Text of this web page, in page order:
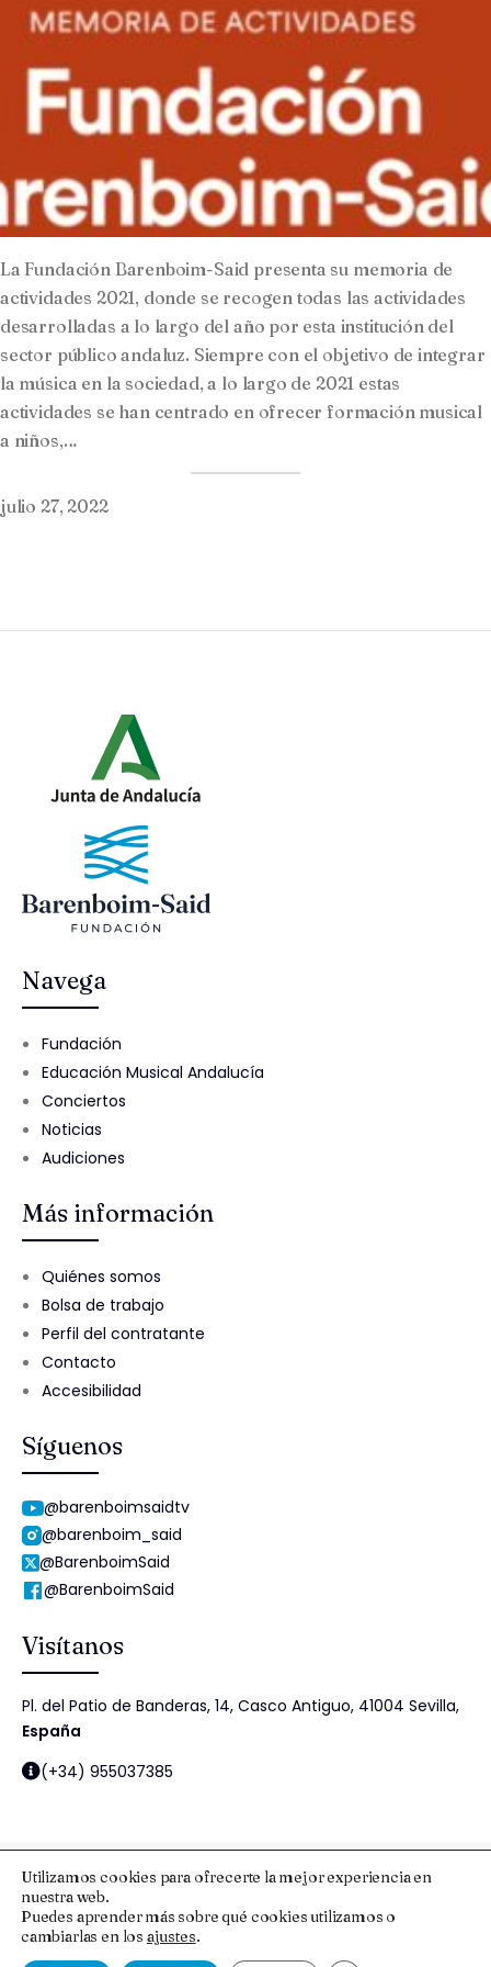
La Fundación Barenboim-Said presenta su memoria de
actividades 2021, donde se recogen todas las actividades
desarrolladas a lo largo del año por esta institución del
sector público andaluz. Siempre con el objetivo de integrar
la música en la sociedad, a lo largo de 2021 estas
actividades se han centrado en ofrecer formación musical
a niños,…
julio 27, 2022
Navega
Fundación
Educación Musical Andalucía
Conciertos
Noticias
Audiciones
Más información
Quiénes somos
Bolsa de trabajo
Perfil del contratante
Contacto
Accesibilidad
Síguenos
@barenboimsaidtv
@barenboim_said
@BarenboimSaid
@BarenboimSaid
Visítanos
Pl. del Patio de Banderas, 14, Casco Antiguo, 41004 Sevilla,
España
(+34) 955037385
© 2025 Fundación Barenboim-Said
Aviso Legal y Protección de Datos
Política de cookiesPolítica de Seguridad de la Información
Utilizamos cookies para ofrecerte la mejor experiencia en
nuestra web.
Puedes aprender más sobre qué cookies utilizamos o
cambiarlas en los ajustes.